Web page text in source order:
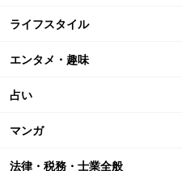
ライフスタイル
エンタメ・趣味
占い
マンガ
法律・税務・士業全般